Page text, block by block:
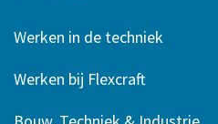
Werken in de techniek
Werken bij Flexcraft